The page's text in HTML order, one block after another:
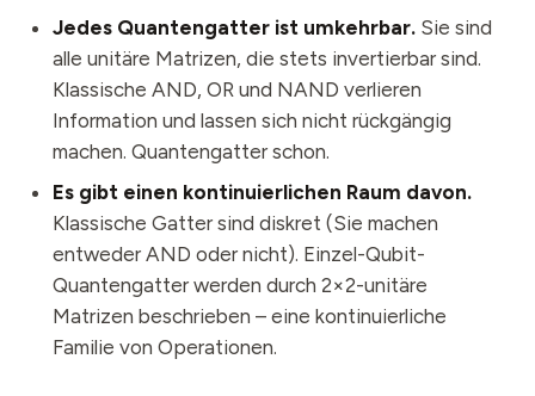
Jedes Quantengatter ist umkehrbar. Sie sind
alle unitäre Matrizen, die stets invertierbar sind.
Klassische AND, OR und NAND verlieren
Information und lassen sich nicht rückgängig
machen. Quantengatter schon.
Es gibt einen kontinuierlichen Raum davon.
Klassische Gatter sind diskret (Sie machen
entweder AND oder nicht). Einzel-Qubit-
Quantengatter werden durch 2×2-unitäre
Matrizen beschrieben – eine kontinuierliche
Familie von Operationen.